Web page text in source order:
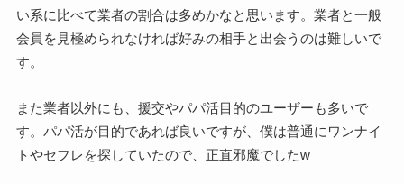
い系に比べて業者の割合は多めかなと思います。業者と一般
会員を見極められなければ好みの相手と出会うのは難しいで
す。
また業者以外にも、援交やパパ活目的のユーザーも多いで
す。パパ活が目的であれば良いですが、僕は普通にワンナイ
トやセフレを探していたので、正直邪魔でしたw